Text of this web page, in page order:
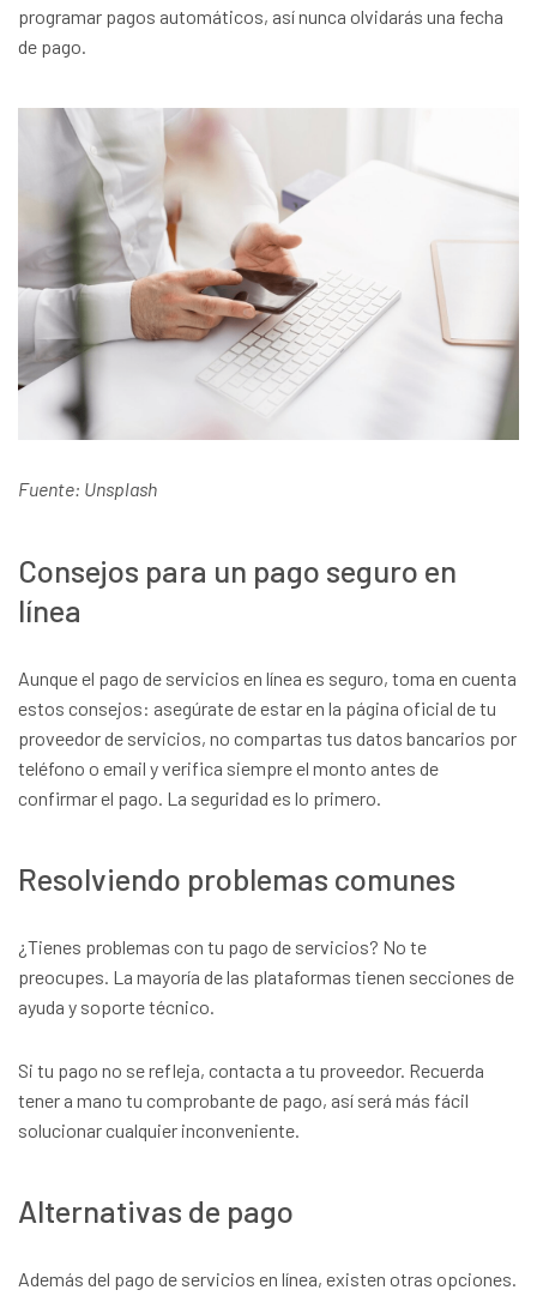
programar pagos automáticos, así nunca olvidarás una fecha
de pago.
Fuente: Unsplash
Consejos para un pago seguro en
línea
Aunque el pago de servicios en línea es seguro, toma en cuenta
estos consejos: asegúrate de estar en la página oficial de tu
proveedor de servicios, no compartas tus datos bancarios por
teléfono o email y verifica siempre el monto antes de
confirmar el pago. La seguridad es lo primero.
Resolviendo problemas comunes
¿Tienes problemas con tu pago de servicios? No te
preocupes. La mayoría de las plataformas tienen secciones de
ayuda y soporte técnico.
Si tu pago no se refleja, contacta a tu proveedor. Recuerda
tener a mano tu comprobante de pago, así será más fácil
solucionar cualquier inconveniente.
Alternativas de pago
Además del pago de servicios en línea, existen otras opciones.